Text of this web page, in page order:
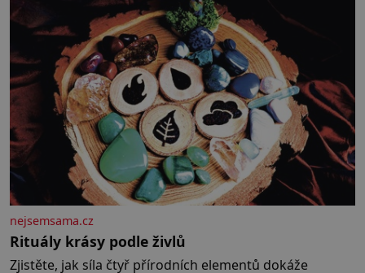
nejsemsama.cz
Rituály krásy podle živlů
Zjistěte, jak síla čtyř přírodních elementů dokáže